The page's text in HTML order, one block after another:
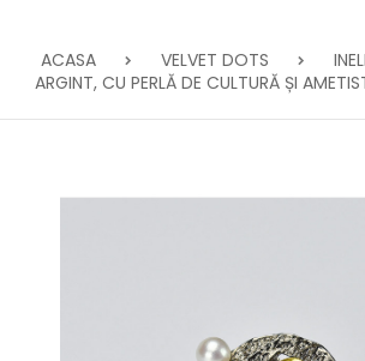
ACASA VELVET DOTS
ARGINT, CU PERLĂ DE CULTURĂ ȘI